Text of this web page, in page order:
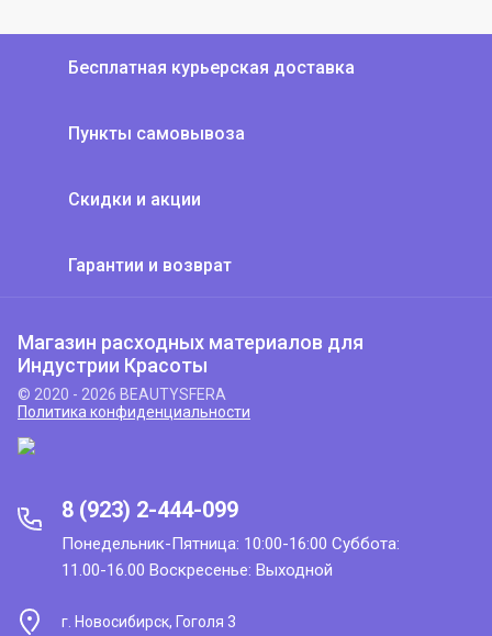
Бесплатная курьерская доставка
Пункты самовывоза
Скидки и акции
Гарантии и возврат
Магазин расходных материалов для
Индустрии Красоты
© 2020 - 2026 BEAUTYSFERA
Политика конфиденциальности
8 (923) 2-444-099
Понедельник-Пятница: 10:00-16:00 Суббота:
11.00-16.00 Воскресенье: Выходной
г. Новосибирск, Гоголя 3